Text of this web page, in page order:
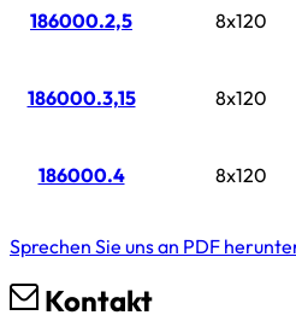
186000.2,5 8x120
186000.3,15 8x120
186000.4 8x120
Sprechen Sie uns an PDF
Kontakt